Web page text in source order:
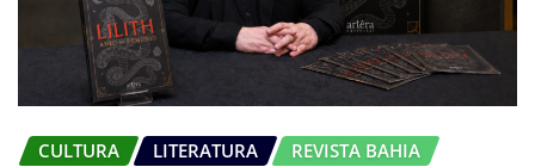
CULTURA LITERATURA REVISTA BAHIA